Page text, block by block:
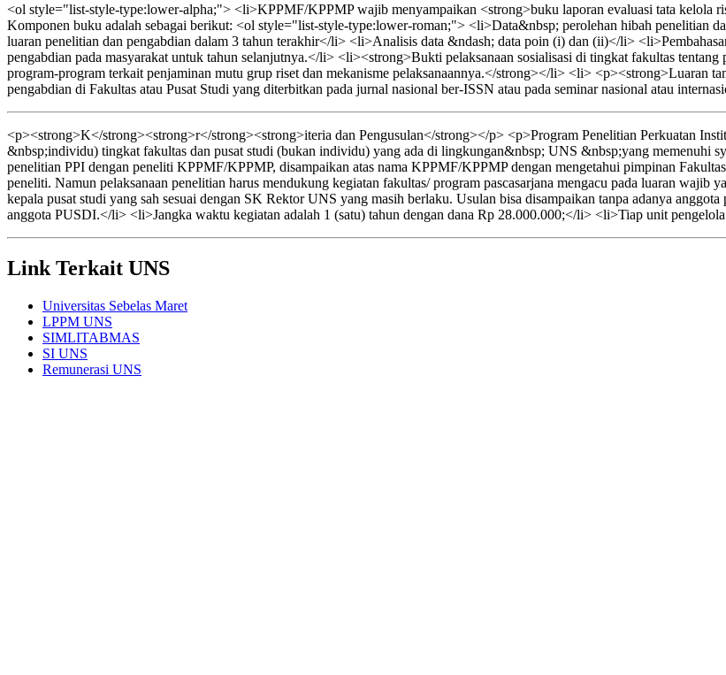
<ol style="list-style-type:lower-alpha;"> <li>KPPMF/KPPMP wajib menyampaikan <strong>buku laporan evaluasi tata kelola
Komponen buku adalah sebagai berikut: <ol style="list-style-type:lower-roman;"> <li>Data&nbsp; perolehan hibah penelitian
luaran penelitian dan pengabdian dalam 3 tahun terakhir</li> <li>Analisis data &ndash; data poin (i) dan (ii)</li>
pengabdian pada masyarakat untuk tahun selanjutnya.</li> <li><strong>Bukti pelaksanaan sosialisasi di tingkat fakultas
program-program terkait penjaminan mutu grup riset dan mekanisme pelaksanaannya.</strong></li> <li> <p><strong>Luaran
pengabdian di Fakultas atau Pusat Studi yang diterbitkan pada jurnal nasional ber-ISSN atau pada seminar nasional atau
<p><strong>K</strong><strong>r</strong><strong>iteria dan Pengusulan</strong></p> <p>Program Penelitian Perkuatan
&nbsp;individu) tingkat fakultas dan pusat studi (bukan individu) yang ada di lingkungan&nbsp; UNS &nbsp;yang memenuhi
penelitian PPI dengan peneliti KPPMF/KPPMP, disampaikan atas nama KPPMF/KPPMP dengan mengetahui pimpinan
peneliti. Namun pelaksanaan penelitian harus mendukung kegiatan fakultas/ program pascasarjana mengacu pada luaran
kepala pusat studi yang sah sesuai dengan SK Rektor UNS yang masih berlaku. Usulan bisa disampaikan tanpa adanya
anggota PUSDI.</li> <li>Jangka waktu kegiatan adalah 1 (satu) tahun dengan dana Rp 28.000.000;</li> <li>Tiap unit
Link Terkait UNS
Universitas Sebelas Maret
LPPM UNS
SIMLITABMAS
SI UNS
Remunerasi UNS